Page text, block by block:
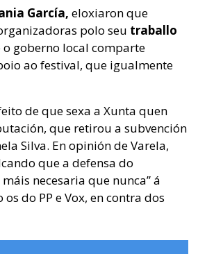
García, eloxiaron que
polo seu traballo
o goberno local comparte
ao festival, que igualmente
de que sexa a Xunta quen
que retirou a subvención
Silva. En opinión de Varela,
que a defensa do
necesaria que nunca” á
do PP e Vox, en contra dos